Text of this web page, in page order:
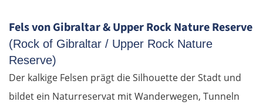
Fels von Gibraltar & Upper Rock Nature Reserve
(Rock of Gibraltar / Upper Rock Nature
Reserve)
Der kalkige Felsen prägt die Silhouette der Stadt und
bildet ein Naturreservat mit Wanderwegen, Tunneln